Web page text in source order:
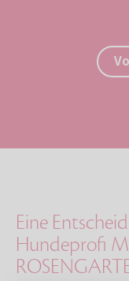
Eine
Hundeprofi